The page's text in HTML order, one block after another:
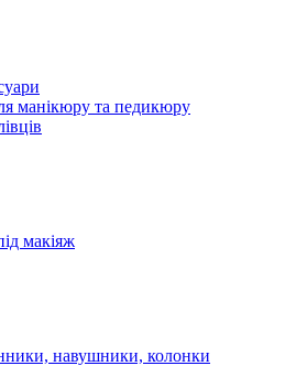
манікюру та педикюру
макіяж
навушники, колонки